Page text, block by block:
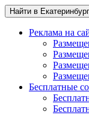
Найти в
Реклама на
Бесплатные